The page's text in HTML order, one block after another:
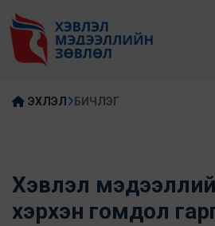
ЭХЛЭЛ БИЧЛЭГ
Хэвлэл
хэрхэн гомдол